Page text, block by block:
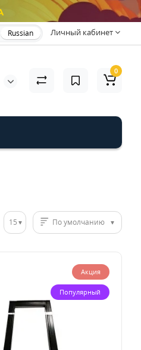
Личный кабинет
Russian
0
15 По умолчанию
Акция
Популярный